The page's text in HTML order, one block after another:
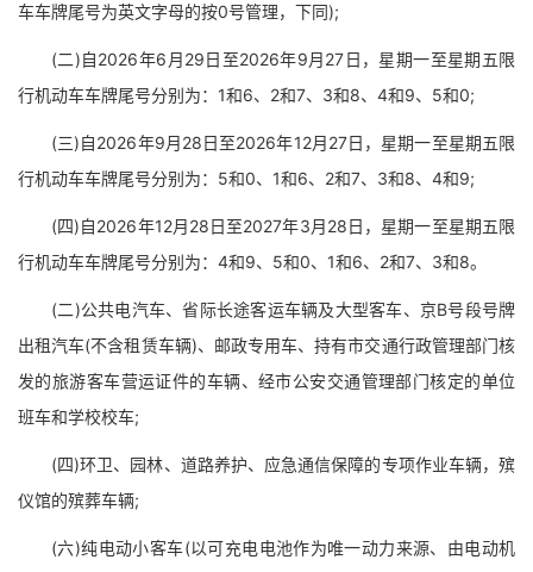
车车牌尾号为英文字母的按0号管理，下同);
(二)自2026年6月29日至2026年9月27日，星期一至星期五限
行机动车车牌尾号分别为：1和6、2和7、3和8、4和9、5和0;
(三)自2026年9月28日至2026年12月27日，星期一至星期五限
行机动车车牌尾号分别为：5和0、1和6、2和7、3和8、4和9;
(四)自2026年12月28日至2027年3月28日，星期一至星期五限
行机动车车牌尾号分别为：4和9、5和0、1和6、2和7、3和8。
(二)公共电汽车、省际长途客运车辆及大型客车、京B号段号牌
出租汽车(不含租赁车辆)、邮政专用车、持有市交通行政管理部门核
发的旅游客车营运证件的车辆、经市公安交通管理部门核定的单位
班车和学校校车;
(四)环卫、园林、道路养护、应急通信保障的专项作业车辆，殡
仪馆的殡葬车辆;
(六)纯电动小客车(以可充电电池作为唯一动力来源、由电动机